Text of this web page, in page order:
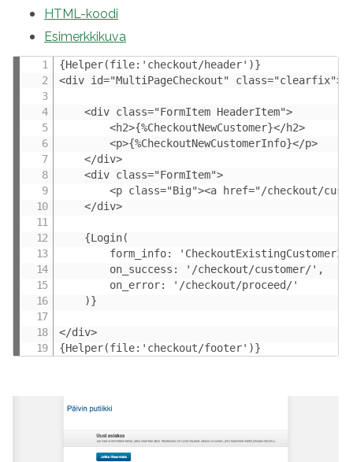
HTML-koodi
Esimerkkikuva
{Helper(file:'checkout/header')}
<div id="MultiPageCheckout" class="clearfix">
	<div class="FormItem HeaderItem">
		<h2>{%CheckoutNewCustomer}</h2>
		<p>{%CheckoutNewCustomerInfo}</p>
	</div>
	<div class="FormItem">
		<p class="Big"><a href="/checkout/customer_information/" class="Button">{%CheckoutContinue}</a></p>
	</div>
</div>
{Helper(file:'checkout/footer')}